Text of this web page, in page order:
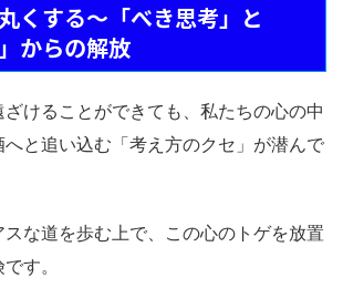
くする～「べき思考」と
からの解放
けることができても、私たちの心の中
と追い込む「考え方のクセ」が潜んで
な道を歩む上で、この心のトゲを放置
す。